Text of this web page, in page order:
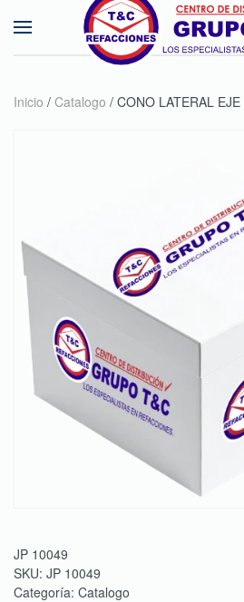
Skip to main content
Inicio / Catalogo / CONO LATERAL
JP 10049
SKU: JP 10049
Categoría: Catalogo